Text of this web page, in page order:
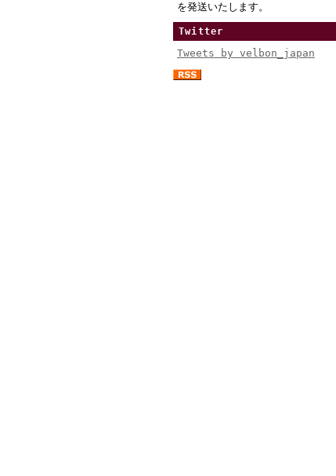
を発送いたします。
Twitter
Tweets by velbon_japan